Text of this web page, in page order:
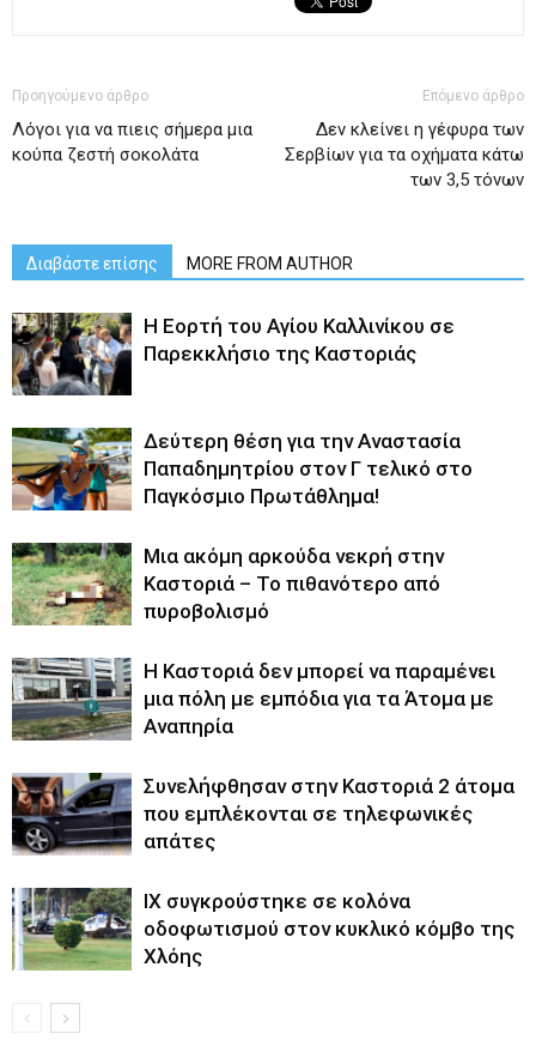
Προηγούμενο άρθρο
Λόγοι για να πιεις σήμερα μια
κούπα ζεστή σοκολάτα
Επόμενο άρθρο
Δεν κλείνει η γέφυρα των
Σερβίων για τα οχήματα κάτω
των 3,5 τόνων
Διαβάστε επίσης MORE FROM AUTHOR
H Εορτή του Αγίου Καλλινίκου σε
Παρεκκλήσιο της Καστοριάς
Δεύτερη θέση για την Αναστασία
Παπαδημητρίου στον Γ τελικό στο
Παγκόσμιο Πρωτάθλημα!
Μια ακόμη αρκούδα νεκρή στην
Καστοριά – Το πιθανότερο από
πυροβολισμό
Η Καστοριά δεν μπορεί να παραμένει
μια πόλη με εμπόδια για τα Άτομα με
Αναπηρία
Συνελήφθησαν στην Καστοριά 2 άτομα
που εμπλέκονται σε τηλεφωνικές
απάτες
ΙΧ συγκρούστηκε σε κολόνα
οδοφωτισμού στον κυκλικό κόμβο της
Χλόης